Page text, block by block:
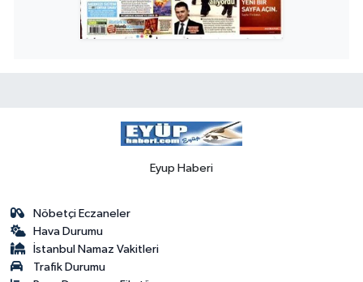
Eyup Haberi
Nöbetçi Eczaneler
Hava Durumu
İstanbul Namaz Vakitleri
Trafik Durumu